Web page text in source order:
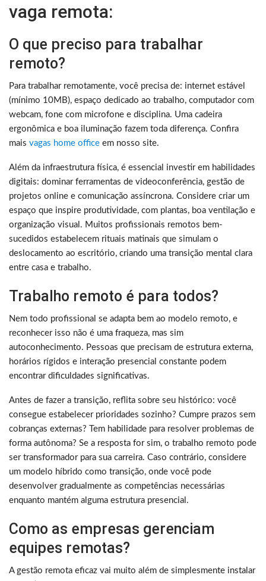
vaga remota:
O que preciso para trabalhar
remoto?
Para trabalhar remotamente, você precisa de: internet estável
(mínimo 10MB), espaço dedicado ao trabalho, computador com
webcam, fone com microfone e disciplina. Uma cadeira
ergonômica e boa iluminação fazem toda diferença. Confira
mais vagas home office em nosso site.
Além da infraestrutura física, é essencial investir em habilidades
digitais: dominar ferramentas de videoconferência, gestão de
projetos online e comunicação assíncrona. Considere criar um
espaço que inspire produtividade, com plantas, boa ventilação e
organização visual. Muitos profissionais remotos bem-
sucedidos estabelecem rituais matinais que simulam o
deslocamento ao escritório, criando uma transição mental clara
entre casa e trabalho.
Trabalho remoto é para todos?
Nem todo profissional se adapta bem ao modelo remoto, e
reconhecer isso não é uma fraqueza, mas sim
autoconhecimento. Pessoas que precisam de estrutura externa,
horários rígidos e interação presencial constante podem
encontrar dificuldades significativas.
Antes de fazer a transição, reflita sobre seu histórico: você
consegue estabelecer prioridades sozinho? Cumpre prazos sem
cobranças externas? Tem habilidade para resolver problemas de
forma autônoma? Se a resposta for sim, o trabalho remoto pode
ser transformador para sua carreira. Caso contrário, considere
um modelo híbrido como transição, onde você pode
desenvolver gradualmente as competências necessárias
enquanto mantém alguma estrutura presencial.
Como as empresas gerenciam
equipes remotas?
A gestão remota eficaz vai muito além de simplesmente instalar